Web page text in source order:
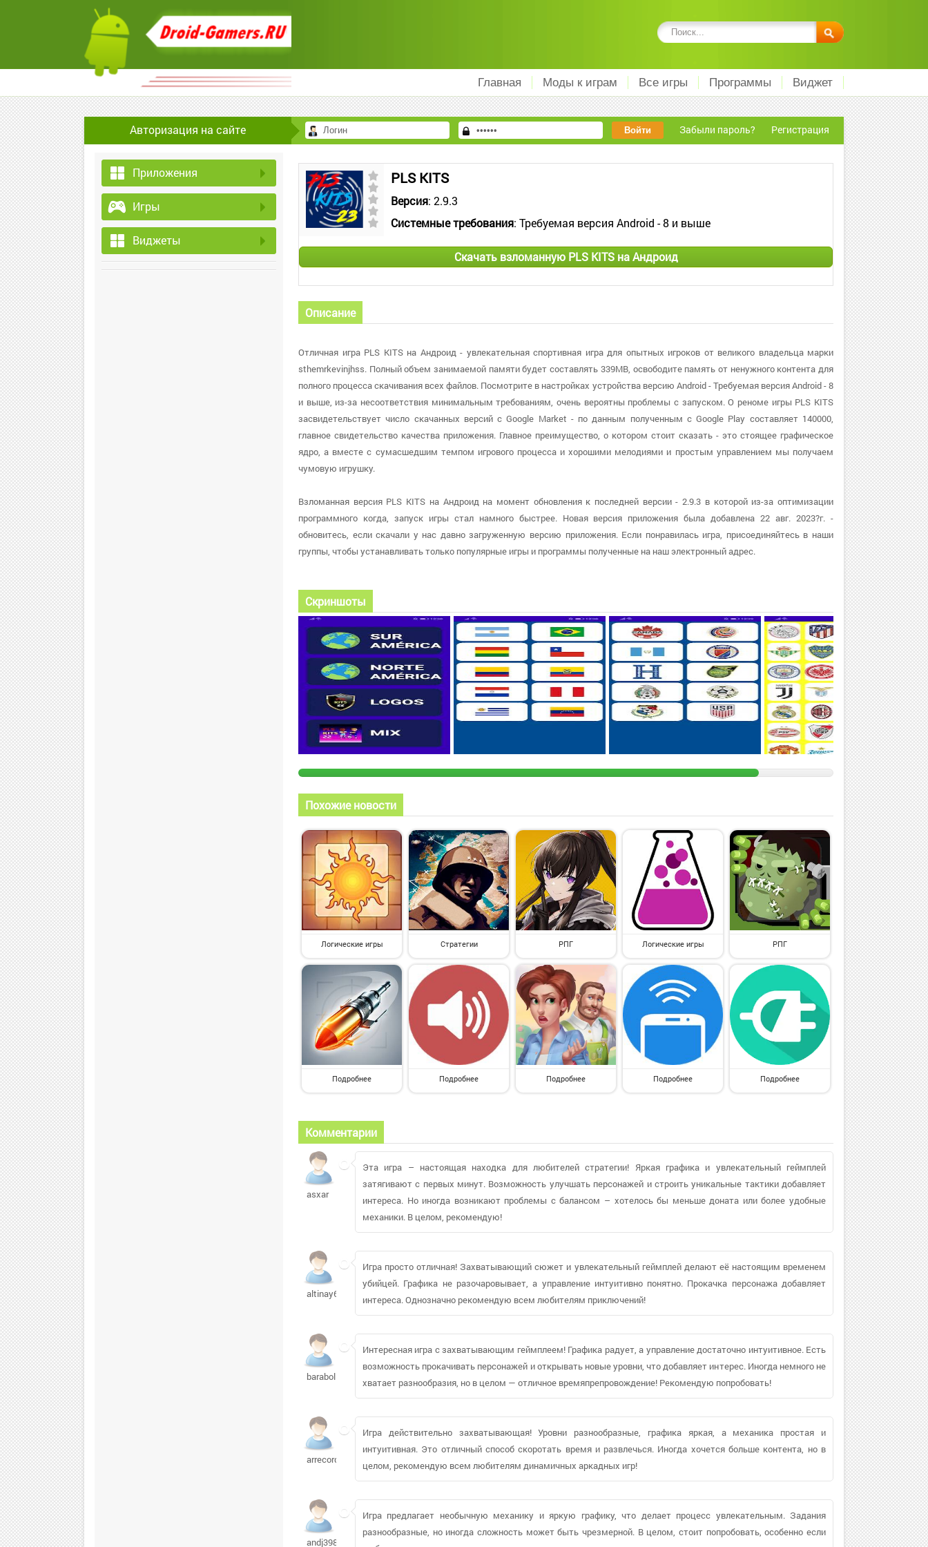
Главная Моды к играм Все игры Программы Виджет
Авторизация на сайте Забыли пароль? Регистрация
Приложения
Игры
Виджеты
PLS KITS
Версия: 2.9.3
Системные требования: Требуемая версия Android - 8 и выше
Скачать взломанную PLS KITS на Андроид
Описание
Отличная игра PLS KITS на Андроид - увлекательная спортивная игра для опытных игроков от великого владельца марки
sthemrkevinjhss. Полный объем занимаемой памяти будет составлять 339MB, освободите память от ненужного контента для
полного процесса скачивания всех файлов. Посмотрите в настройках устройства версию Android - Требуемая версия Android - 8
и выше, из-за несоответствия минимальным требованиям, очень вероятны проблемы с запуском. О реноме игры PLS KITS
засвидетельствует число скачанных версий с Google Market - по данным полученным с Google Play составляет 140000,
главное свидетельство качества приложения. Главное преимущество, о котором стоит сказать - это стоящее графическое
ядро, а вместе с сумасшедшим темпом игрового процесса и хорошими мелодиями и простым управлением мы получаем
чумовую игрушку.
Взломанная версия PLS KITS на Андроид на момент обновления к последней версии - 2.9.3 в которой из-за оптимизации
программного когда, запуск игры стал намного быстрее. Новая версия приложения была добавлена 22 авг. 2023?г. -
обновитесь, если скачали у нас давно загруженную версию приложения. Если понравилась игра, присоединяйтесь в наши
группы, чтобы устанавливать только популярные игры и программы полученные на наш электронный адрес.
Скриншоты
Похожие новости
Логические игры Стратегии РПГ Логические игры РПГ
Подробнее Подробнее Подробнее Подробнее Подробнее
Комментарии
asxar
Эта игра – настоящая находка для любителей стратегии! Яркая графика и увлекательный геймплей
затягивают с первых минут. Возможность улучшать персонажей и строить уникальные тактики добавляет
интереса. Но иногда возникают проблемы с балансом – хотелось бы меньше доната или более удобные
механики. В целом, рекомендую!
altinay665
Игра просто отличная! Захватывающий сюжет и увлекательный геймплей делают её настоящим временем
убийцей. Графика не разочаровывает, а управление интуитивно понятно. Прокачка персонажа добавляет
интереса. Однозначно рекомендую всем любителям приключений!
barabolla
Интересная игра с захватывающим геймплеем! Графика радует, а управление достаточно интуитивное. Есть
возможность прокачивать персонажей и открывать новые уровни, что добавляет интерес. Иногда немного не
хватает разнообразия, но в целом — отличное времяпрепровождение! Рекомендую попробовать!
arrecords
Игра действительно захватывающая! Уровни разнообразные, графика яркая, а механика простая и
интуитивная. Это отличный способ скоротать время и развлечься. Иногда хочется больше контента, но в
целом, рекомендую всем любителям динамичных аркадных игр!
andj39884
Игра предлагает необычную механику и яркую графику, что делает процесс увлекательным. Задания
разнообразные, но иногда сложность может быть чрезмерной. В целом, стоит попробовать, особенно если